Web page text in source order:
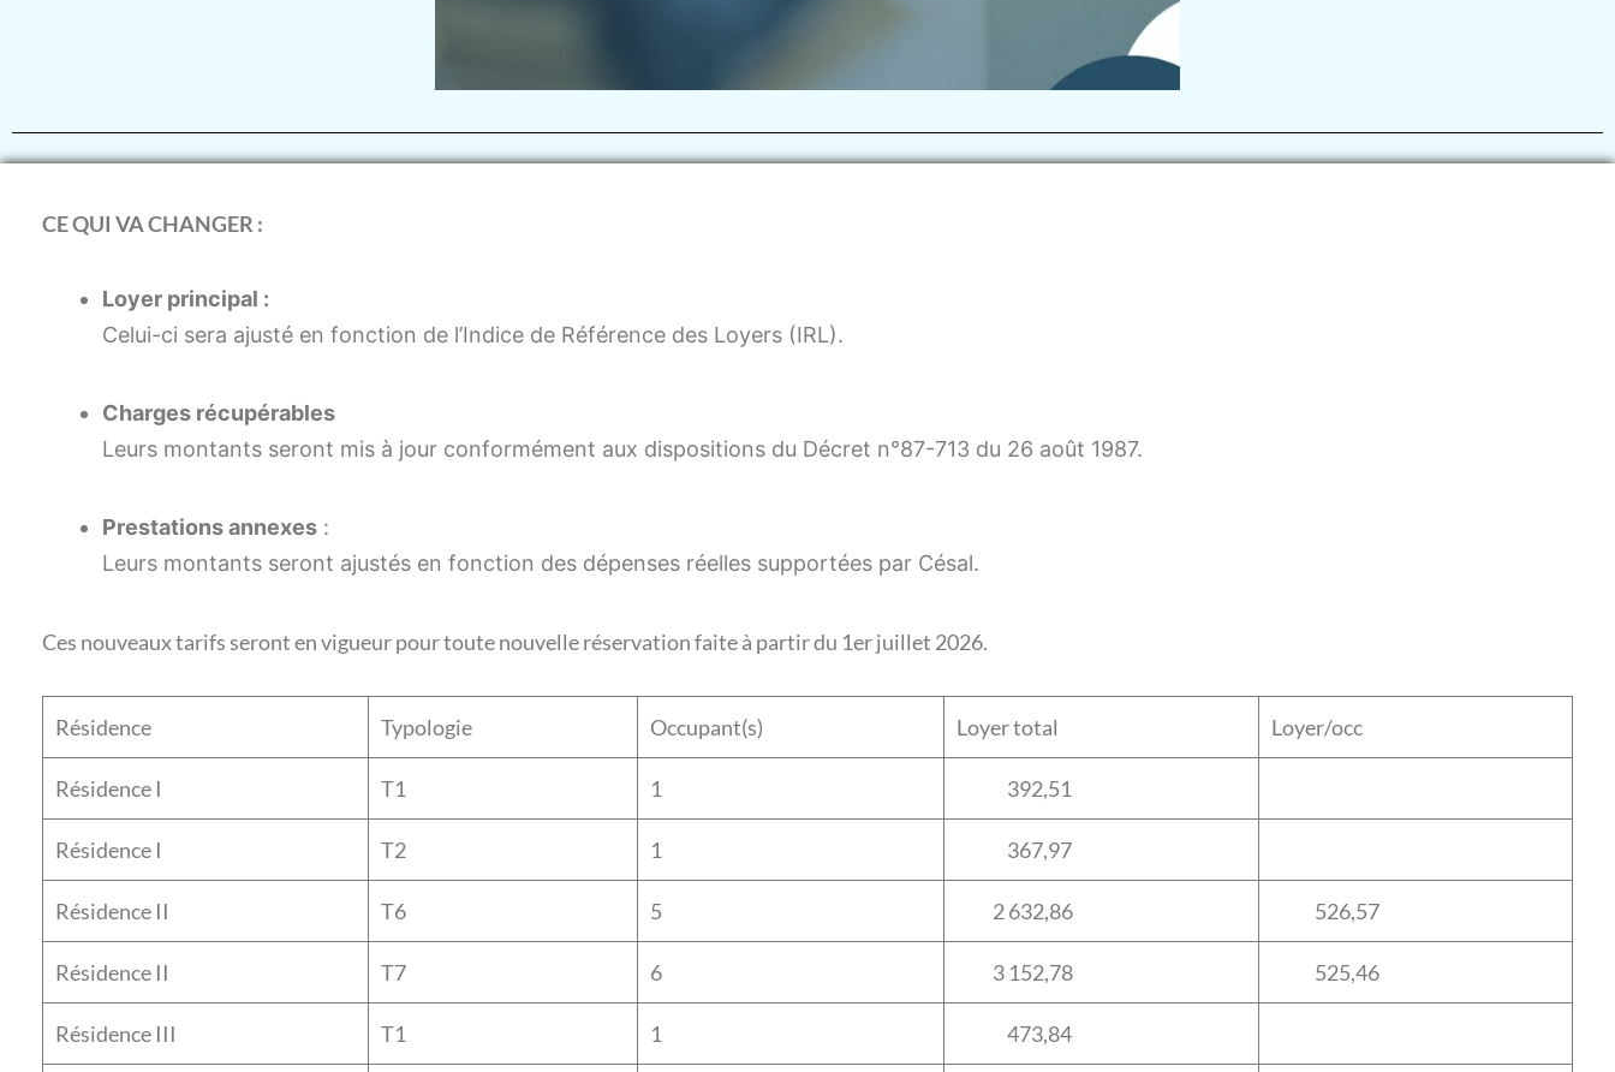
CE QUI VA CHANGER :
Loyer principal :
Celui-ci sera ajusté en fonction de l’Indice de Référence des Loyers (IRL).
Charges récupérables
Leurs montants seront mis à jour conformément aux dispositions du Décret n°87-713 du 26 août 1987.
Prestations annexes :
Leurs montants seront ajustés en fonction des dépenses réelles supportées par Césal.
Ces nouveaux tarifs seront en vigueur pour toute nouvelle réservation faite à partir du 1er juillet 2026.
Résidence Typologie Occupant(s) Loyer total Loyer/occ
Résidence I T1 1 392,51
Résidence I T2 1 367,97
Résidence II T6 5 2 632,86 526,57
Résidence II T7 6 3 152,78 525,46
Résidence III T1 1 473,84